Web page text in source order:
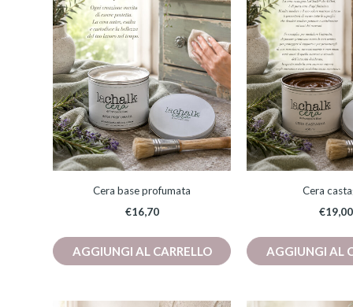
Cera base profumata
€16,70
AGGIUNGI AL CARRELLO
Cera
€19,00
AGGIUNGI AL